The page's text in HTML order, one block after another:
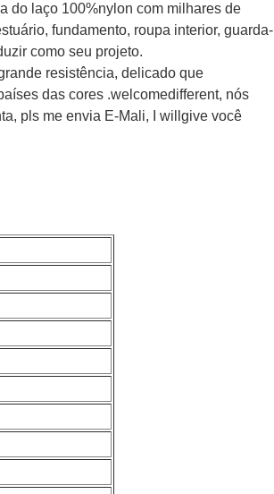
do laço 100%nylon com milhares de
fundamento, roupa interior, guarda-
como seu projeto.
resistência, delicado que
das cores .welcomedifferent, nós
pls me envia E-Mali, I willgive você